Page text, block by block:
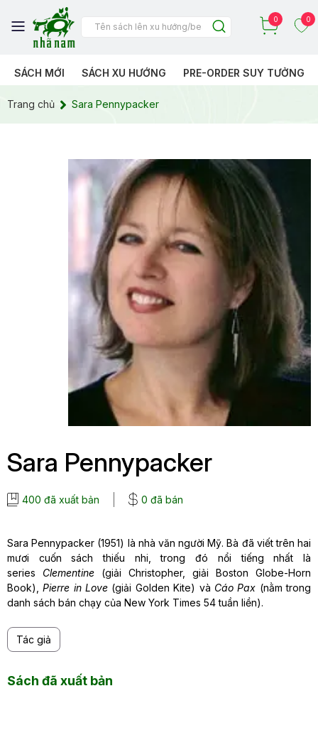
0 0
SÁCH MỚI SÁCH XU HƯỚNG PRE-ORDER SUY TƯỞNG
Trang chủ Sara Pennypacker
Sara Pennypacker
400 đã xuất bản 0 đã bán
Sara Pennypacker (1951) là nhà văn người Mỹ. Bà đã viết trên hai
mươi cuốn sách thiếu nhi, trong đó nổi tiếng nhất là
series Clementine (giải Christopher, giải Boston Globe-Horn
Book),Pierre in Love (giải Golden Kite) và Cáo Pax (nằm trong
danh sách bán chạy của New York Times 54 tuần liền).
Tác giả
Sách đã xuất bản